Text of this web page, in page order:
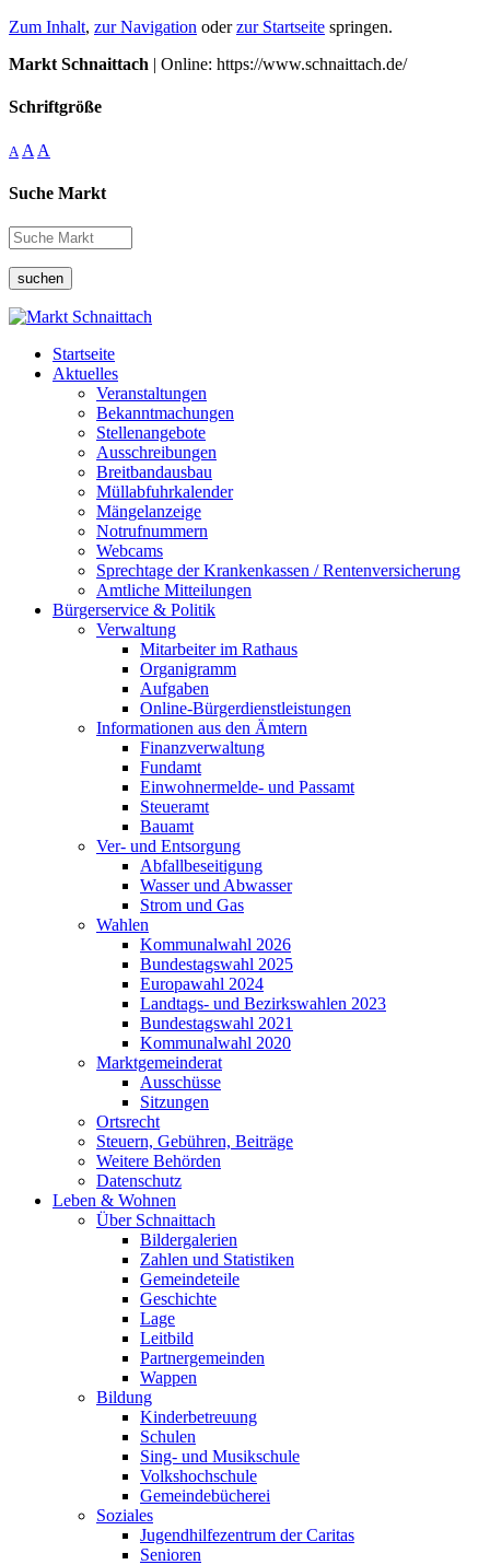
Zum Inhalt, zur Navigation oderzur Startseite springen.
Markt Schnaittach | Online: https://www.schnaittach.de/
Schriftgröße
A A A
Suche Markt
suchen
Startseite
Aktuelles
Veranstaltungen
Bekanntmachungen
Stellenangebote
Ausschreibungen
Breitbandausbau
Müllabfuhrkalender
Mängelanzeige
Notrufnummern
Webcams
Sprechtage der Krankenkassen / Rentenversicherung
Amtliche Mitteilungen
Bürgerservice & Politik
Verwaltung
Mitarbeiter im Rathaus
Organigramm
Aufgaben
Online-Bürgerdienstleistungen
Informationen aus den Ämtern
Finanzverwaltung
Fundamt
Einwohnermelde- und Passamt
Steueramt
Bauamt
Ver- und Entsorgung
Abfallbeseitigung
Wasser und Abwasser
Strom und Gas
Wahlen
Kommunalwahl 2026
Bundestagswahl 2025
Europawahl 2024
Landtags- und Bezirkswahlen 2023
Bundestagswahl 2021
Kommunalwahl 2020
Marktgemeinderat
Ausschüsse
Sitzungen
Ortsrecht
Steuern, Gebühren, Beiträge
Weitere Behörden
Datenschutz
Leben & Wohnen
Über Schnaittach
Bildergalerien
Zahlen und Statistiken
Gemeindeteile
Geschichte
Lage
Leitbild
Partnergemeinden
Wappen
Bildung
Kinderbetreuung
Schulen
Sing- und Musikschule
Volkshochschule
Gemeindebücherei
Soziales
Jugendhilfezentrum der Caritas
Senioren